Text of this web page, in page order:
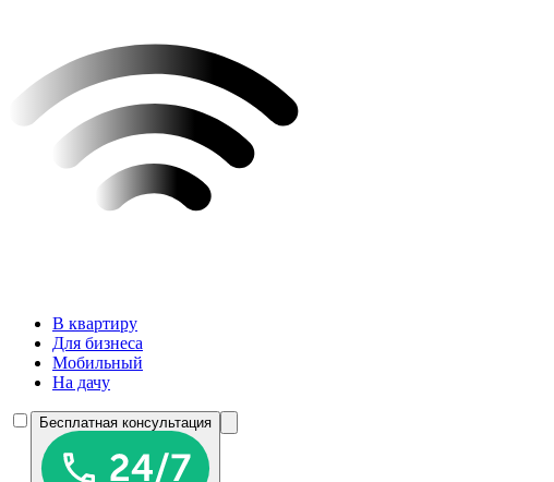
В квартиру
Для бизнеса
Мобильный
На дачу
Бесплатная консультация